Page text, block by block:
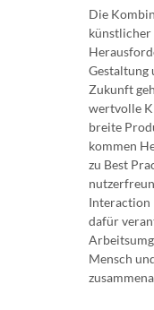
Die
künstlicher
Gestaltung
Zukunft
wertvolle
breite
kommen
zu Best
Interaction
dafür
Mensch